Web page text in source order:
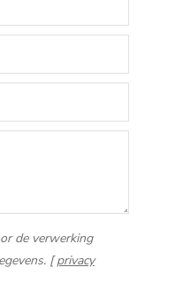
de verwerking
[privacy